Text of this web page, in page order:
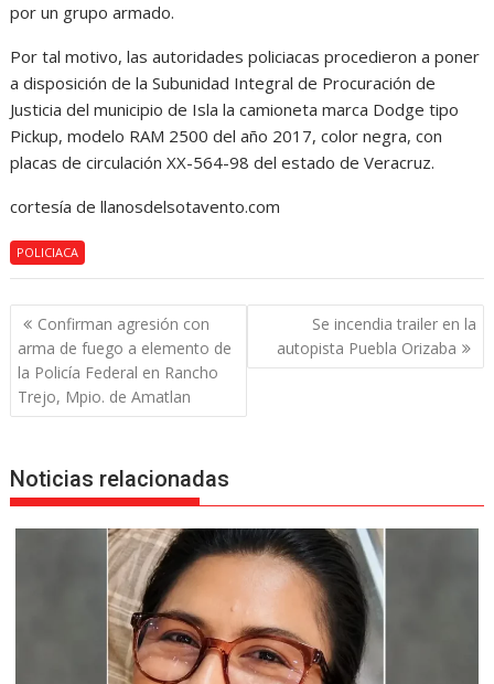
por un grupo armado.
Por tal motivo, las autoridades policiacas procedieron a poner
a disposición de la Subunidad Integral de Procuración de
Justicia del municipio de Isla la camioneta marca Dodge tipo
Pickup, modelo RAM 2500 del año 2017, color negra, con
placas de circulación XX-564-98 del estado de Veracruz.
cortesía de llanosdelsotavento.com
POLICIACA
Navegación
de
entradas
Confirman agresión con
arma de fuego a elemento de
la Policía Federal en Rancho
Trejo, Mpio. de Amatlan
Se incendia trailer en la
autopista Puebla Orizaba
Noticias relacionadas